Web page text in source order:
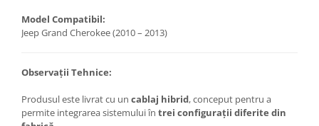
Model Compatibil:
Jeep Grand Cherokee (2010 – 2013)
Observații Tehnice:
Produsul este livrat cu un cablaj hibrid, conceput pentru a
permite integrarea sistemului în trei configurații diferite din